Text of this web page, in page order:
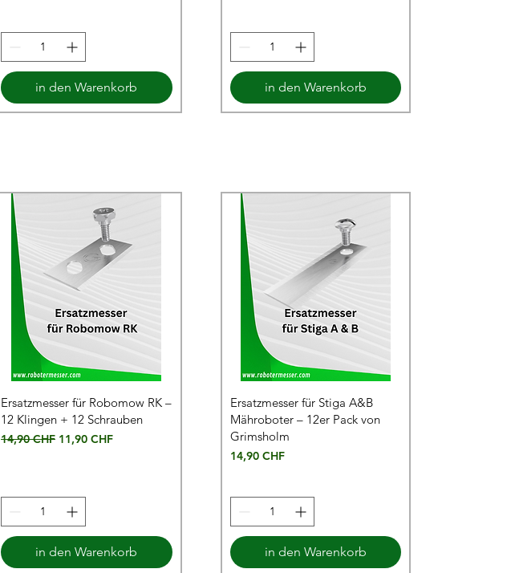
in den Warenkorb in den Warenkorb
Ersatzmesser für Robomow RK –
12 Klingen + 12 Schrauben
Standardpreis
14,90 CHF Sale-Preis
11,90 CHF
in den Warenkorb
Ersatzmesser für Stiga A&B
Mähroboter – 12er Pack von
Grimsholm
Preis
14,90 CHF
in den Warenkorb